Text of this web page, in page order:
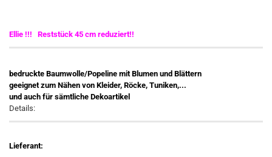
Ellie !!! Reststück 45 cm reduziert!!
bedruckte Baumwolle/Popeline mit Blumen und Blättern
geeignet zum Nähen von Kleider, Röcke, Tuniken,...
und auch für sämtliche Dekoartikel
Details:
Lieferant: